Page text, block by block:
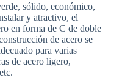
sólido, económico,
y atractivo, el
en forma de C de doble
de acero se
para varias
de acero ligero,